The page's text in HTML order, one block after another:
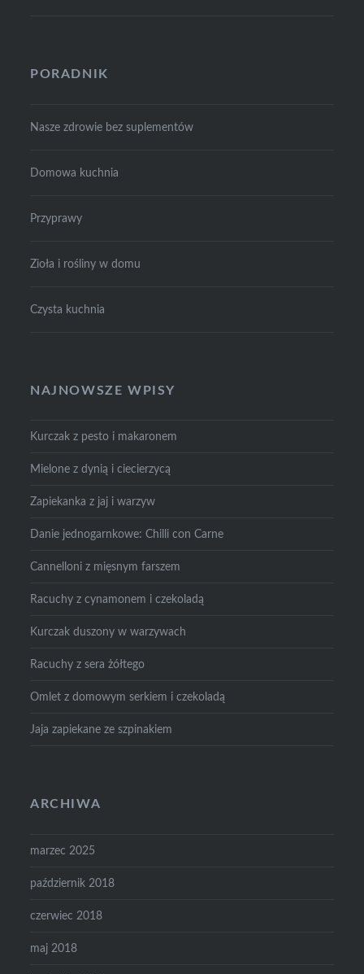
PORADNIK
Nasze zdrowie bez suplementów
Domowa kuchnia
Przyprawy
Zioła i rośliny w domu
Czysta kuchnia
NAJNOWSZE WPISY
Kurczak z pesto i makaronem
Mielone z dynią i ciecierzycą
Zapiekanka z jaj i warzyw
Danie jednogarnkowe: Chilli con Carne
Cannelloni z mięsnym farszem
Racuchy z cynamonem i czekoladą
Kurczak duszony w warzywach
Racuchy z sera żółtego
Omlet z domowym serkiem i czekoladą
Jaja zapiekane ze szpinakiem
ARCHIWA
marzec 2025
październik 2018
czerwiec 2018
maj 2018